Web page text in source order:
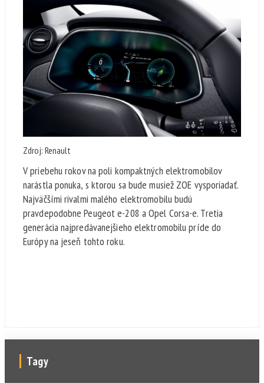
Zdroj: Renault
V priebehu rokov na poli kompaktných elektromobilov
narástla ponuka, s ktorou sa bude musiež ZOE vysporiadať.
Najväčšími rivalmi malého elektromobilu budú
pravdepodobne Peugeot e-208 a Opel Corsa-e. Tretia
generácia najpredávanejšieho elektromobilu príde do
Európy na jeseň tohto roku.
Tagy